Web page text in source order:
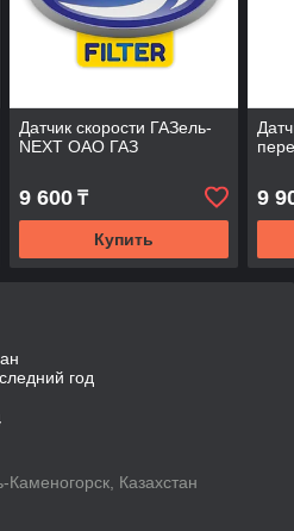
Датчик скорости ГАЗель-
NEXT ОАО ГАЗ
9 600₸
Купить
9
год
Казахстан